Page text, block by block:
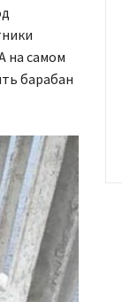
на самом
барабан